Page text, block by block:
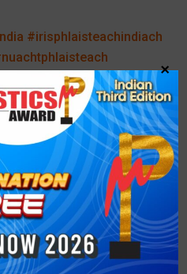
#irisphlaisteachindiach
#ginujoseph
#irisphlaisteach
#modernplasticsasia
×